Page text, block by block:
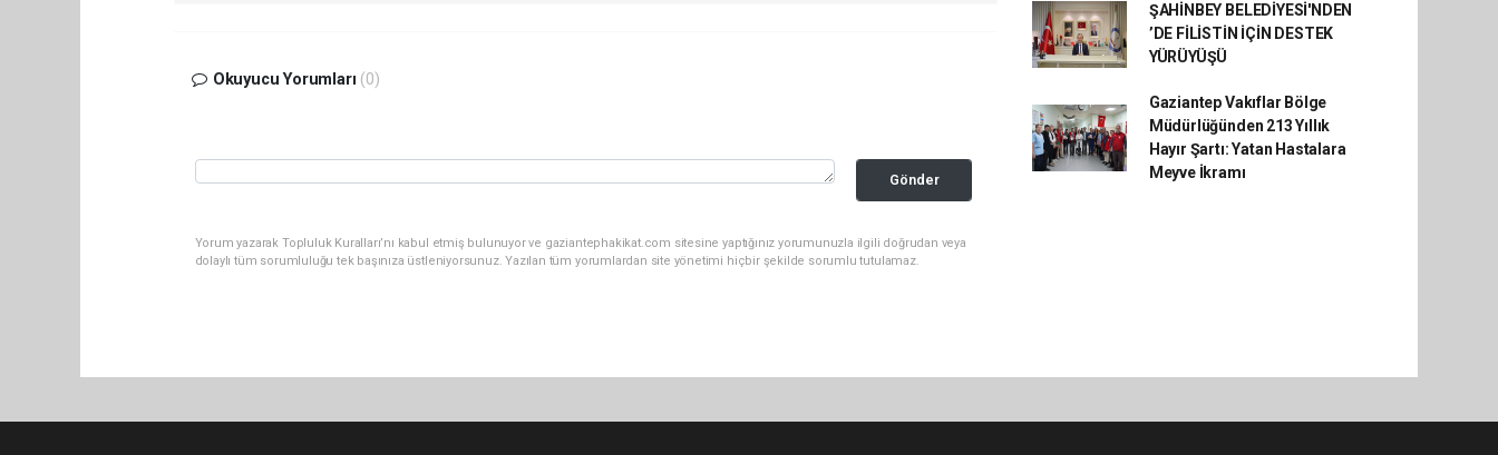
Okuyucu Yorumları (0)
Gönder
Yorum yazarak Topluluk Kuralları’nı kabul etmiş bulunuyor ve gaziantephakikat.com sitesine yaptığınız yorumunuzla ilgili doğrudan veya
dolaylı tüm sorumluluğu tek başınıza üstleniyorsunuz. Yazılan tüm yorumlardan site yönetimi hiçbir şekilde sorumlu tutulamaz.
ŞAHİNBEY BELEDİYESİ'NDEN
’DE FİLİSTİN İÇİN DESTEK
YÜRÜYÜŞÜ
Gaziantep Vakıflar Bölge
Müdürlüğünden 213 Yıllık
Hayır Şartı: Yatan Hastalara
Meyve İkramı